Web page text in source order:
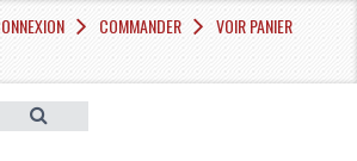
COMMANDER VOIR PANIER